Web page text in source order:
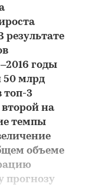
результате
годы
50 млрд
топ-3
второй на
темпы
объеме
прогнозу